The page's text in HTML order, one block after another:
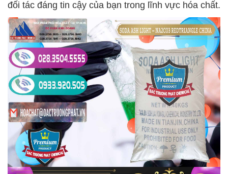
đối tác đáng tin cậy của bạn trong lĩnh vực hóa chất.